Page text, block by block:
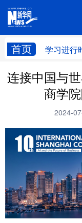
首页 学习进行
学习进行时
科技
访谈
法律
连接中国与
商学
2024-